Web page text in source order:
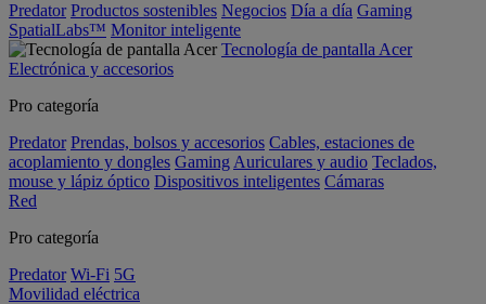
Predator Productos sostenibles Negocios Día a día Gaming
SpatialLabs™ Monitor inteligente
Tecnología de pantalla Acer
Electrónica y accesorios
Pro categoría
Predator Prendas, bolsos y accesorios Cables, estaciones de
acoplamiento y dongles Gaming Auriculares y audio Teclados,
mouse y lápiz óptico Dispositivos inteligentes Cámaras
Red
Pro categoría
Predator Wi-Fi 5G
Movilidad eléctrica